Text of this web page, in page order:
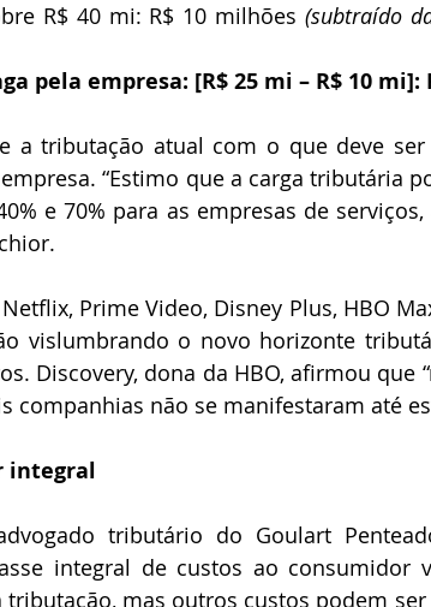
R$ 40 mi: R$ 10 milhões (subtraído
pela empresa: [R$ 25 mi – R$ 10 mi]:
a tributação atual com o que deve
“Estimo que a carga tributária
e 70% para as empresas de
Prime Video, Disney Plus, HBO
vislumbrando o novo horizonte
Discovery, dona da HBO, afirmou que
companhias não se manifestaram até
integral
tributário do Goulart
integral de custos ao consumidor
mas outros custos podem